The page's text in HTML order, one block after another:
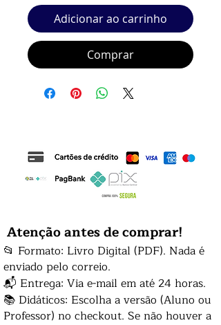
Adicionar ao carrinho
Comprar
Atenção antes de comprar!
📂 Formato: Livro Digital (PDF). Nada é
enviado pelo correio.
📬 Entrega: Via e-mail em até 24 horas.
📚 Didáticos: Escolha a versão (Aluno ou
Professor) no checkout. Se não houver a